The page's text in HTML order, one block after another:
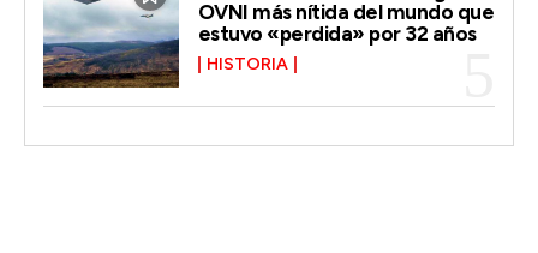
OVNI más nítida del mundo que
estuvo «perdida» por 32 años
HISTORIA